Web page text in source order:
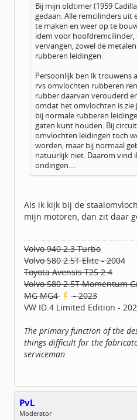
Bij mijn oldtimer (1959
gedaan. Alle remcilinders uit
te maken en weer op te
idem voor hoofdremcilinder,
vervangen, zowel de
rubberen leidingen.
Persoonlijk ben ik trouwens
rvs omvlochten rubberen
rubber daarvan verouderd
omdat het omvlochten is zie
bij normale rubberen
gaten kunt houden. Bij
omvlochten leidingen toch
worden, maar bij normaal
natuurlijk niet. Daarom vind
ondingen....
Als ik kijk bij de
mijn motoren, dan zit daar
Volvo 940 2.3 Turbo
Volvo S80 2.5T Elite - 2004
Toyota Avensis T25 2.4
Volvo S80 2.5T Momentum
MG MG4
- 2023
VW ID.4 Limited Edition -
The primary function of the
things difficult for the
serviceman
PvL
Moderator